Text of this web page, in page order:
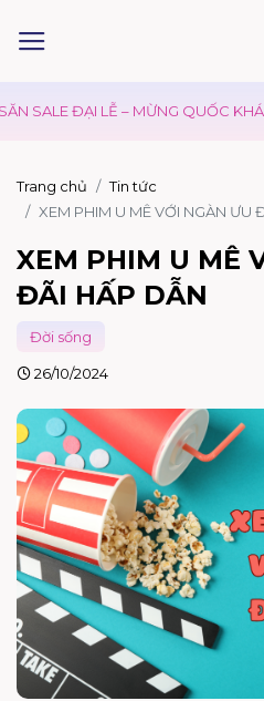
ĐẠI LỄ – MỪNG QUỐC KHÁNH
Trang chủ
Tin tức
XEM PHIM U MÊ VỚI NGÀN ƯU
XEM PHIM U MÊ
ĐÃI HẤP DẪN
Đời sống
26/10/2024